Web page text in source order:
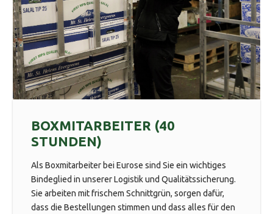
BOXMITARBEITER (40
STUNDEN)
Als Boxmitarbeiter bei Eurose sind Sie ein wichtiges
Bindeglied in unserer Logistik und Qualitätssicherung.
Sie arbeiten mit frischem Schnittgrün, sorgen dafür,
dass die Bestellungen stimmen und dass alles für den